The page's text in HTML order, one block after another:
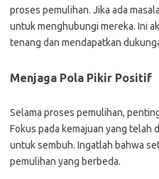
proses pemulihan. Jika ada
untuk menghubungi mereka. Ini
tenang dan mendapatkan
Menjaga Pola Pikir Positif
Selama proses pemulihan,
Fokus pada kemajuan yang telah
untuk sembuh. Ingatlah bahwa
pemulihan yang berbeda.